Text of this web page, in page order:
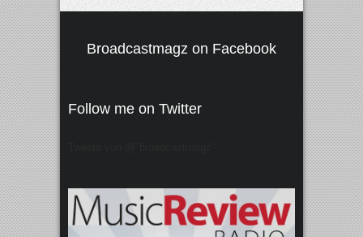
Broadcastmagz on Facebook
Follow me on Twitter